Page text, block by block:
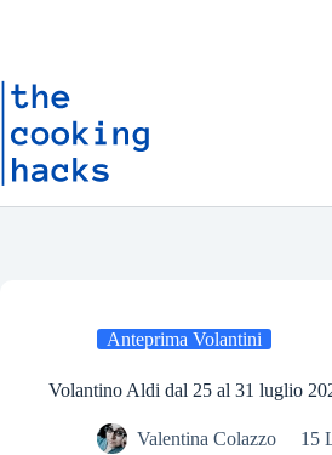
t
o
n
Anteprima Volantini
Volantino Aldi dal 25 al 31 luglio
Valentina Colazzo 15